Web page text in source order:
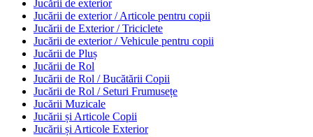
Jucării de exterior
Jucării de exterior / Articole pentru copii
Jucării de Exterior / Triciclete
Jucării de exterior / Vehicule pentru copii
Jucării de Pluș
Jucării de Rol
Jucării de Rol / Bucătării Copii
Jucării de Rol / Seturi Frumusețe
Jucării Muzicale
Jucării și Articole Copii
Jucării și Articole Exterior